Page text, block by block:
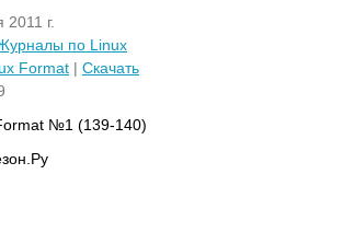
г.
по Linux
Format | Скачать
№1 (139-140)